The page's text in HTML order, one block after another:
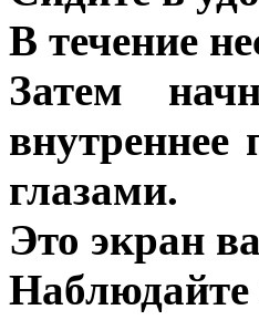
В течение
Затем
внутреннее
глазами.
Это экран